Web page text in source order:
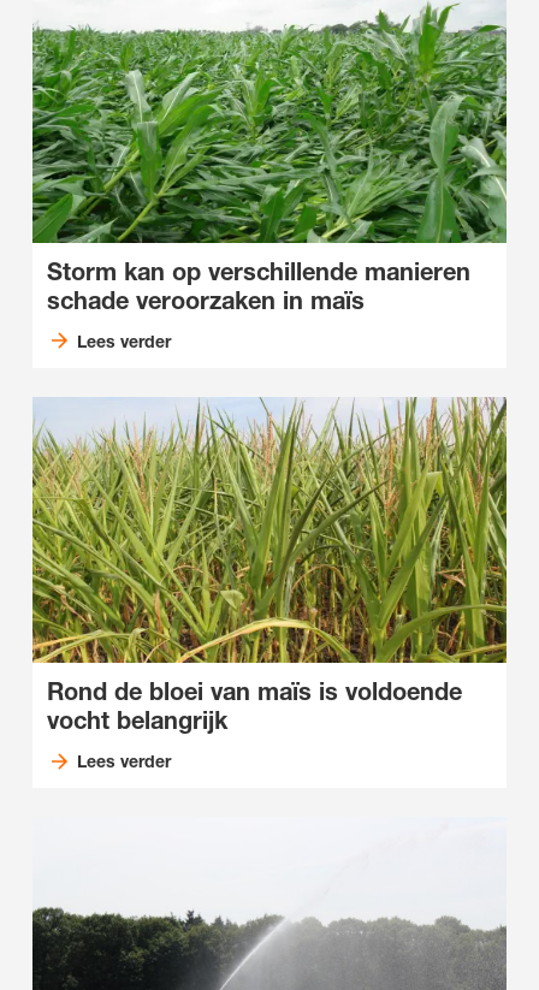
Storm kan op verschillende manieren
schade veroorzaken in maïs
Lees verder
Rond de bloei van maïs is voldoende
vocht belangrijk
Lees verder